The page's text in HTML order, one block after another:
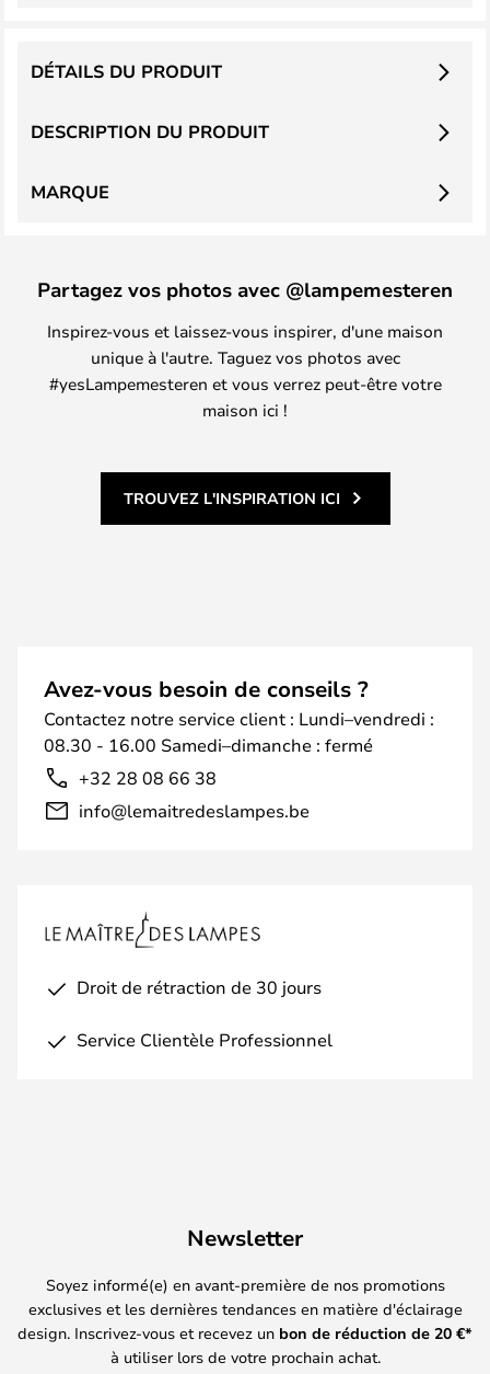
DESCRIPTION DU PRODUIT
DÉTAILS DU PRODUIT
MARQUE
Partagez vos photos avec @lampemesteren
Inspirez-vous et laissez-vous inspirer, d'une maison
unique à l'autre. Taguez vos photos avec
#yesLampemesteren et vous verrez peut-être votre
maison ici !
TROUVEZ L'INSPIRATION ICI
Avez-vous besoin de conseils ?
Contactez notre service client : Lundi–vendredi :
08.30 - 16.00 Samedi–dimanche : fermé
+32 28 08 66 38
info@lemaitredeslampes.be
Droit de rétraction de 30 jours
Service Clientèle Professionnel
Newsletter
Soyez informé(e) en avant-première de nos promotions
exclusives et les dernières tendances en matière d'éclairage
design. Inscrivez-vous et recevez un bon de réduction de 20 €*
à utiliser lors de votre prochain achat.